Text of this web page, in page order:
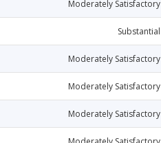
Moderately Satisfactory
Substantial
Moderately Satisfactory
Moderately Satisfactory
Moderately Satisfactory